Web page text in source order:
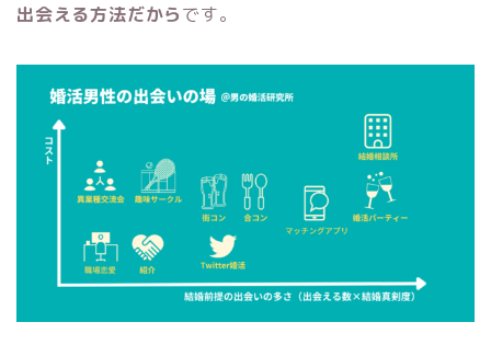
出会える方法だからです。